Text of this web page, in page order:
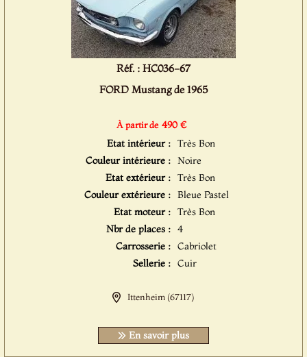
Réf. : HC036-67
FORD Mustang de 1965
À partir de 490 €
Etat intérieur : Très Bon
Couleur intérieure : Noire
Etat extérieur : Très Bon
Couleur extérieure : Bleue Pastel
Etat moteur : Très Bon
Nbr de places : 4
Carrosserie : Cabriolet
Sellerie : Cuir
Ittenheim (67117)
En savoir plus